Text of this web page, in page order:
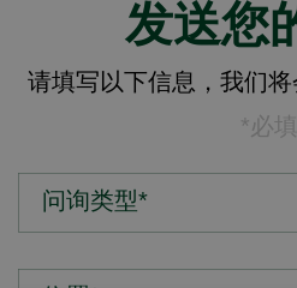
发送您
请填写以下信息，我们
*必填
问询类型*